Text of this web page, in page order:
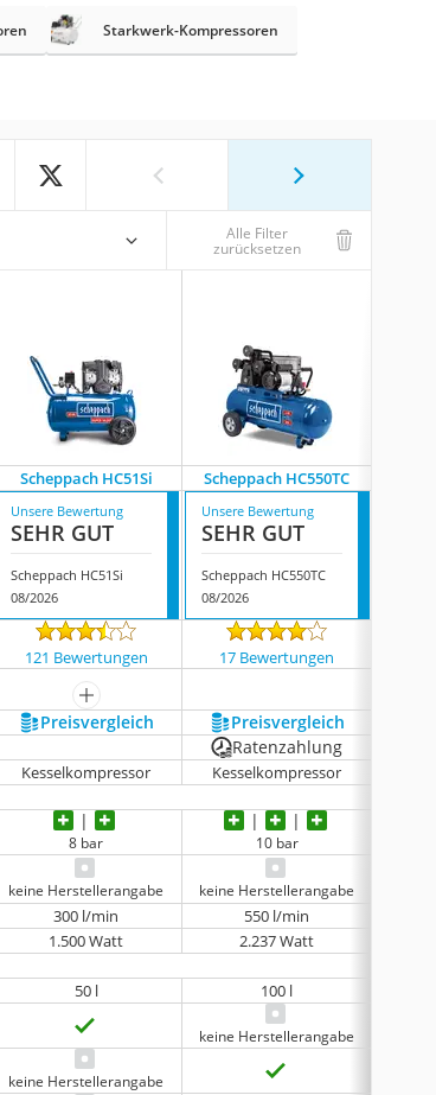
Starkwerk-Kompressoren
Alle Filter
zurücksetzen
Scheppach HC51Si Scheppach HC550TC
Unsere Bewertung
SEHR GUT
Scheppach HC51Si
08/2026
Unsere Bewertung
SEHR GUT
Scheppach HC550TC
08/2026
121 Bewertungen 17 Bewertungen
mehr anzeigen
Preis­vergleich Preis­vergleich
Ratenzahlung
Kesselkompressor Kesselkompressor
8 bar 10 bar
keine Herstellerangabe keine Herstellerangabe
300 l/min 550 l/min
1.500 Watt 2.237 Watt
50 l
100 l
keine Herstellerangabe
keine Herstellerangabe